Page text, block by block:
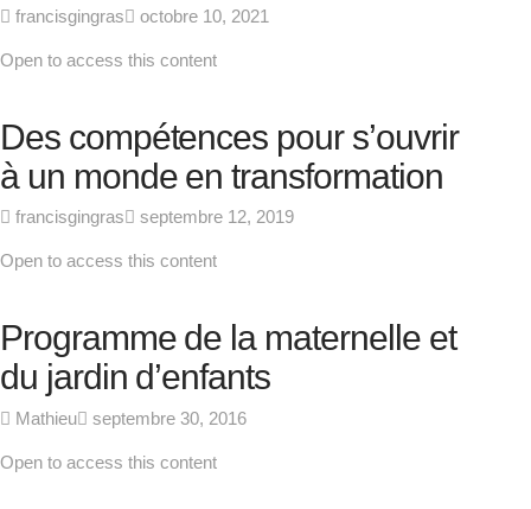
francisgingras octobre 10, 2021
Open to access this content
Des compétences pour s’ouvrir
à un monde en transformation
francisgingras septembre 12, 2019
Open to access this content
Programme de la maternelle et
du jardin d’enfants
Mathieu septembre 30, 2016
Open to access this content